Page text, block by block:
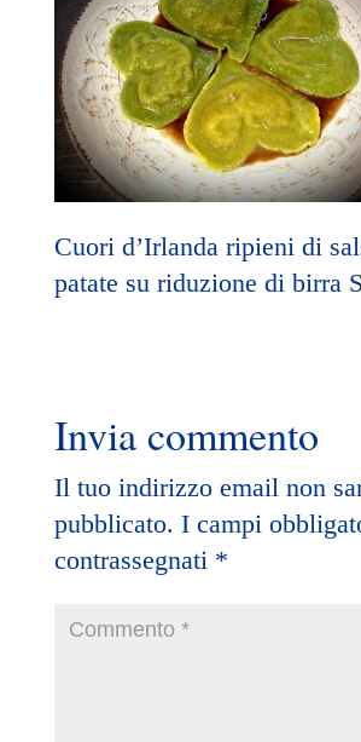
Cuori d’Irlanda ripieni di
patate su riduzione di birra
Invia commento
Il tuo indirizzo email non
pubblicato. I campi
contrassegnati *